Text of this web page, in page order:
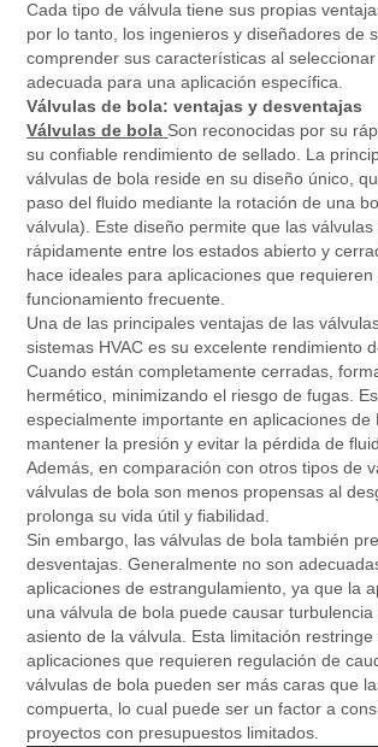
Cada tipo de válvula tiene sus propias
por lo tanto, los ingenieros y diseñadores de
comprender sus características al
adecuada para una aplicación específica.
Válvulas de bola: ventajas y desventajas
Válvulas de bola Son reconocidas por su
su confiable rendimiento de sellado. La
válvulas de bola reside en su diseño único,
paso del fluido mediante la rotación de una
válvula). Este diseño permite que las
rápidamente entre los estados abierto y
hace ideales para aplicaciones que requieren
funcionamiento frecuente.
Una de las principales ventajas de las
sistemas HVAC es su excelente rendimiento
Cuando están completamente cerradas,
hermético, minimizando el riesgo de fugas.
especialmente importante en aplicaciones de
mantener la presión y evitar la pérdida de
Además, en comparación con otros tipos de
válvulas de bola son menos propensas al
prolonga su vida útil y fiabilidad.
Sin embargo, las válvulas de bola también
desventajas. Generalmente no son
aplicaciones de estrangulamiento, ya que la
una válvula de bola puede causar turbulencia
asiento de la válvula. Esta limitación
aplicaciones que requieren regulación de
válvulas de bola pueden ser más caras que
compuerta, lo cual puede ser un factor a
proyectos con presupuestos limitados.